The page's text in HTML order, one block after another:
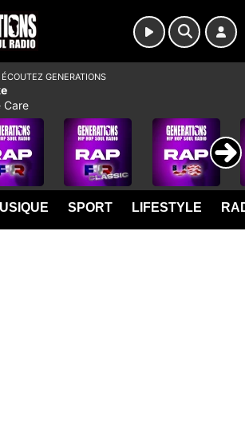
SPORT LIFESTYLE
GENERATIONS
Care